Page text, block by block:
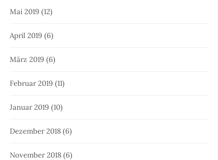
Mai 2019 (12)
April 2019 (6)
März 2019 (6)
Februar 2019 (11)
Januar 2019 (10)
Dezember 2018 (6)
November 2018 (6)